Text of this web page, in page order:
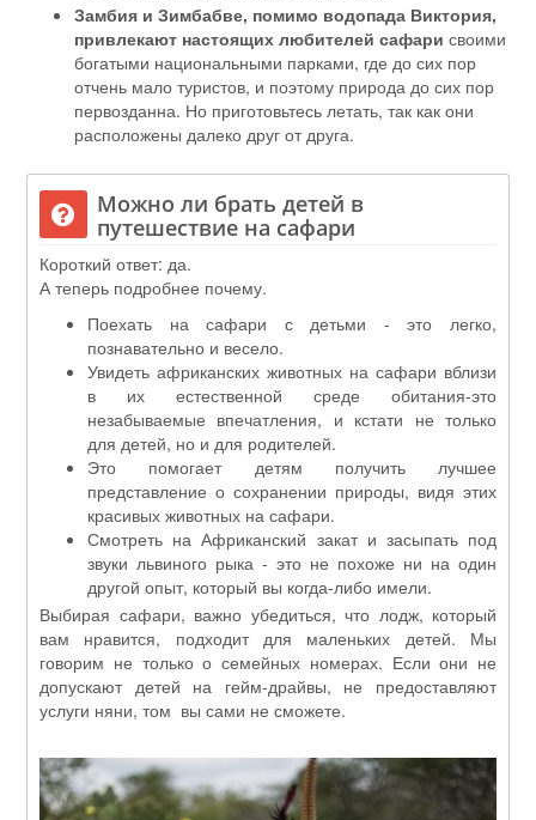
Замбия и Зимбабве, помимо водопада Виктория,
привлекают настоящих любителей сафари своими
богатыми национальными парками, где до сих пор
отчень мало туристов, и поэтому природа до сих пор
первозданна. Но приготовьтесь летать, так как они
расположены далеко друг от друга.
Можно ли брать детей в
путешествие на сафари
Короткий ответ: да.
А теперь подробнее почему.
Поехать на сафари с детьми - это легко,
познавательно и весело.
Увидеть африканских животных на сафари вблизи
в их естественной среде обитания-это
незабываемые впечатления, и кстати не только
для детей, но и для родителей.
Это помогает детям получить лучшее
представление о сохранении природы, видя этих
красивых животных на сафари.
Смотреть на Африканский закат и засыпать под
звуки львиного рыка - это не похоже ни на один
другой опыт, который вы когда-либо имели.
Выбирая сафари, важно убедиться, что лодж, который
вам нравится, подходит для маленьких детей. Мы
говорим не только о семейных номерах. Если они не
допускают детей на гейм-драйвы, не предоставляют
услуги няни, том вы сами не сможете.